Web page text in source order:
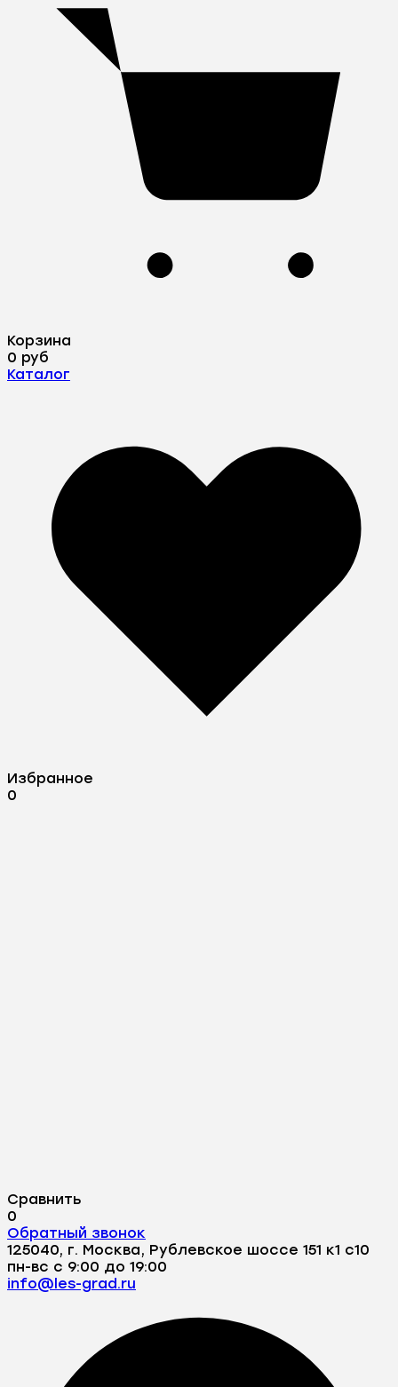
Корзина
0 руб
Каталог
Избранное
0
Сравнить
0
Обратный звонок
125040, г. Москва, Рублевское шоссе 151 к1 с10
пн-вс с 9:00 до 19:00
info@les-grad.ru